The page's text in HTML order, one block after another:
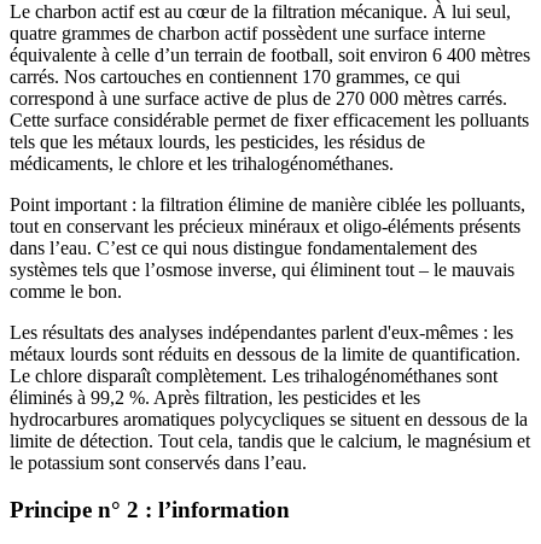
Le charbon actif est au cœur de la filtration mécanique. À lui seul,
quatre grammes de charbon actif possèdent une surface interne
équivalente à celle d’un terrain de football, soit environ 6 400 mètres
carrés. Nos cartouches en contiennent 170 grammes, ce qui
correspond à une surface active de plus de 270 000 mètres carrés.
Cette surface considérable permet de fixer efficacement les polluants
tels que les métaux lourds, les pesticides, les résidus de
médicaments, le chlore et les trihalogénométhanes.
Point important : la filtration élimine de manière ciblée les polluants,
tout en conservant les précieux minéraux et oligo-éléments présents
dans l’eau. C’est ce qui nous distingue fondamentalement des
systèmes tels que l’osmose inverse, qui éliminent tout – le mauvais
comme le bon.
Les résultats des analyses indépendantes parlent d'eux-mêmes : les
métaux lourds sont réduits en dessous de la limite de quantification.
Le chlore disparaît complètement. Les trihalogénométhanes sont
éliminés à 99,2 %. Après filtration, les pesticides et les
hydrocarbures aromatiques polycycliques se situent en dessous de la
limite de détection. Tout cela, tandis que le calcium, le magnésium et
le potassium sont conservés dans l’eau.
Principe n° 2 : l’information